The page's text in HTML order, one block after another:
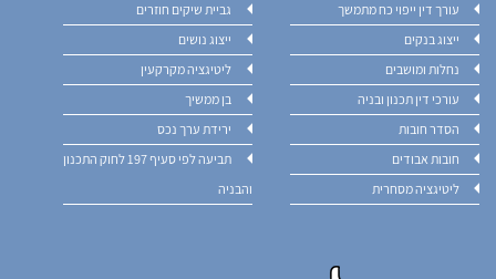
עורך דין ייפוי כח מתמשך
ייצוג בנקים
נחלות ומושבים
עורכי דין תכנון ובניה
הסדר חובות
חובות אבודים
ליטיגציה מסחרית
גביית שיקים חוזרים
ייצוג נושים
ליטיגציה מקרקעין
בן ממשיך
ירידת ערך נכס
תביעה לפי סעיף 197 לחוק התכנון
והבניה